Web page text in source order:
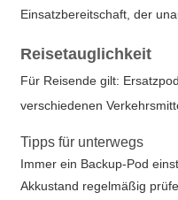
Einsatzbereitschaft, der
Reisetauglichkeit
Für Reisende gilt:
verschiedenen
Tipps für unterwegs
Immer ein Backup-Pod
Akkustand regelmäßig